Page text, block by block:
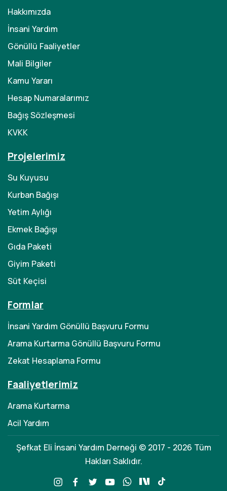
Hakkımızda
İnsani Yardım
Gönüllü Faaliyetler
Mali Bilgiler
Kamu Yararı
Hesap Numaralarımız
Bağış Sözleşmesi
KVKK
Projelerimiz
Su Kuyusu
Kurban Bağışı
Yetim Aylığı
Ekmek Bağışı
Gıda Paketi
Giyim Paketi
Süt Keçisi
Formlar
İnsani Yardım Gönüllü Başvuru Formu
Arama Kurtarma Gönüllü Başvuru Formu
Zekat Hesaplama Formu
Faaliyetlerimiz
Arama Kurtarma
Acil Yardım
Şefkat Eli İnsani Yardım Derneği © 2017 - 2026 Tüm
Hakları Saklıdır.